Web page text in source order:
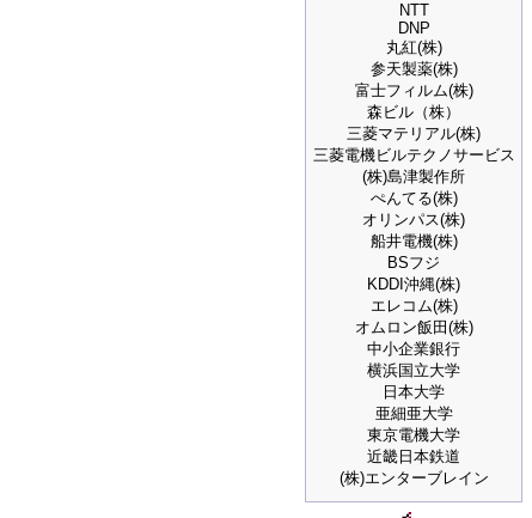
NTT
DNP
丸紅(株)
参天製薬(株)
富士フィルム(株)
森ビル（株）
三菱マテリアル(株)
三菱電機ビルテクノサービス
(株)島津製作所
ぺんてる(株)
オリンパス(株)
船井電機(株)
BSフジ
KDDI沖縄(株)
エレコム(株)
オムロン飯田(株)
中小企業銀行
横浜国立大学
日本大学
亜細亜大学
東京電機大学
近畿日本鉄道
(株)エンターブレイン